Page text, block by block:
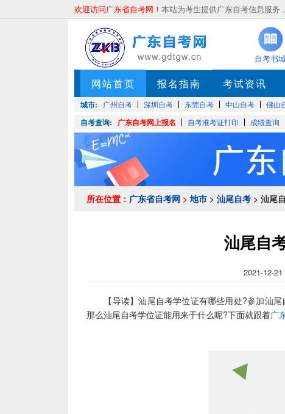
欢迎访问广东省自考网！ 本站为考生提供广东自考信息服务
自考书
网站首页 报名指南 考试资讯
城市: 广州自考 深圳自考 东莞自考 中山自考 佛山
自考查询: 广东自考网上报名 自考准考证打印 成绩查询
所在位置： 广东省自考网 > 地市 > 汕尾自考 > 汕尾
汕尾自
2021-12-
【导读】汕尾自考学位证有哪些用处?参加汕尾
那么汕尾自考学位证能用来干什么呢?下面就跟着广